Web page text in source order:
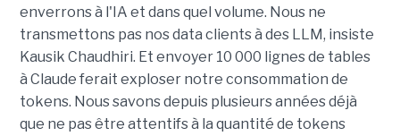
enverrons à l'IA et dans quel volume. Nous ne
transmettons pas nos data clients à des LLM, insiste
Kausik Chaudhiri. Et envoyer 10 000 lignes de tables
à Claude ferait exploser notre consommation de
tokens. Nous savons depuis plusieurs années déjà
que ne pas être attentifs à la quantité de tokens